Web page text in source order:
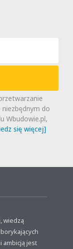
do
Wbudowie.pl,
się więcej]
wiedzą
ambicją jest